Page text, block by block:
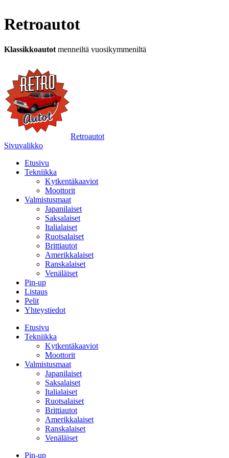
Retroautot
Klassikkoautot menneiltä vuosikymmeniltä
Retroautot
Sivuvalikko
Etusivu
Tekniikka
Kytkentäkaaviot
Moottorit
Valmistusmaat
Japanilaiset
Saksalaiset
Italialaiset
Ruotsalaiset
Brittiautot
Amerikkalaiset
Ranskalaiset
Venäläiset
Pin-up
Listaus
Pelit
Yhteystiedot
Etusivu
Tekniikka
Kytkentäkaaviot
Moottorit
Valmistusmaat
Japanilaiset
Saksalaiset
Italialaiset
Ruotsalaiset
Brittiautot
Amerikkalaiset
Ranskalaiset
Venäläiset
Pin-up